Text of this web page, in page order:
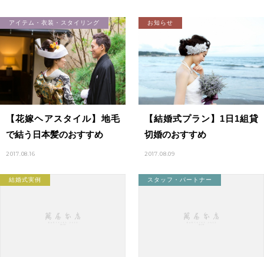
アイテム・衣装・スタイリング
【花嫁ヘアスタイル】地毛
で結う日本髪のおすすめ
2017.08.16
お知らせ
【結婚式プラン】1日1組貸
切婚のおすすめ
2017.08.09
結婚式実例 スタッフ・パートナー